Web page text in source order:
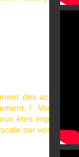
des actions que
! Vous aussi,
êtes imposable, il
sur vos revenus